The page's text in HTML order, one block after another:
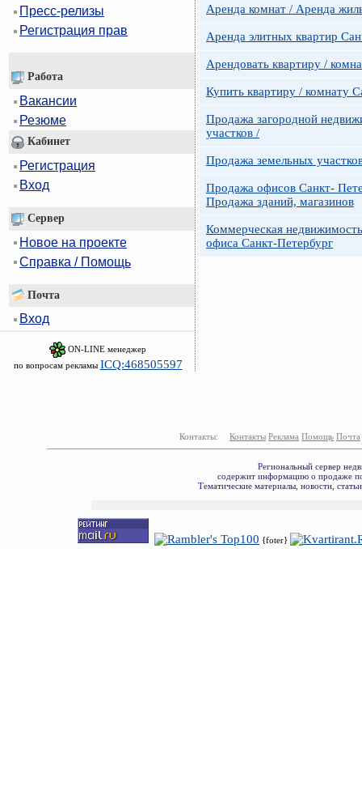
Пресс-релизы
Регистрация прав
Работа
Вакансии
Резюме
Кабинет
Регистрация
Вход
Сервер
Новое на проекте
Справка / Помощь
Почта
Вход
ON-LINE менеджер
по вопросам рекламы ICQ:468505597
Аренда комнат / Аренда
Аренда элитных квартир
Арендовать квартиру /
Купить квартиру / комнату
Продажа загородной
участков /
Продажа земельных
Продажа офисов Санкт-
Продажа зданий, магазинов
Коммерческая
офиса Санкт-Петербург
Контакты: Контакты Реклама Помощь Почта
Региональный сервер
содержит информацию о продаже
Тематические материалы, новости,
{foter}